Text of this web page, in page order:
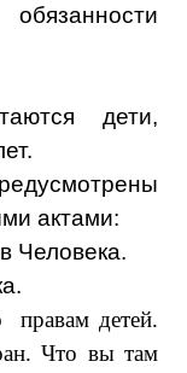
дети,
актами:
Человека.
правам детей.
Что вы там